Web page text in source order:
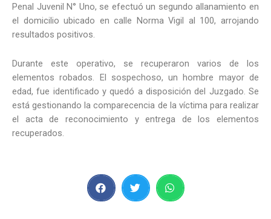
Penal Juvenil N° Uno, se efectuó un segundo allanamiento en
el domicilio ubicado en calle Norma Vigil al 100, arrojando
resultados positivos.
Durante este operativo, se recuperaron varios de los
elementos robados. El sospechoso, un hombre mayor de
edad, fue identificado y quedó a disposición del Juzgado. Se
está gestionando la comparecencia de la víctima para realizar
el acta de reconocimiento y entrega de los elementos
recuperados.